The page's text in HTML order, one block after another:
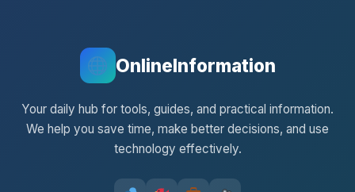
OnlineInformation
Your daily hub for tools, guides, and practical information.
We help you save time, make better decisions, and use
technology effectively.